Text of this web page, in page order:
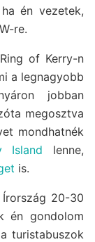
én vezetek,
re.
of Kerry-n
a legnagyobb
jobban
megosztva
mondhatnék
Island lenne,
is.
20-30
én gondolom
turistabuszok